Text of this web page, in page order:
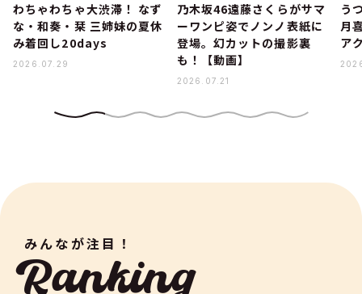
わちゃわちゃ大渋滞！ なず
な・和奏・栞 三姉妹の夏休
み着回し20days
2026.07.29
乃木坂46遠藤さくらがサマ
ーワンピ姿でノンノ表紙に
登場。幻カットの撮影裏
も！【動画】
2026.07.21
う
月
ア
みんなが注目！
Ranking